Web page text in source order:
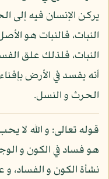
يركن الإنسان فيه إلى
النبات، فالنبات هو
النبات، فلذلك علق
أنه يفسد في الأرض
الحرث و النسل.
قوله تعالى: و الله لا
هو فساد في الكون و
نشأة الكون و الفساد، و